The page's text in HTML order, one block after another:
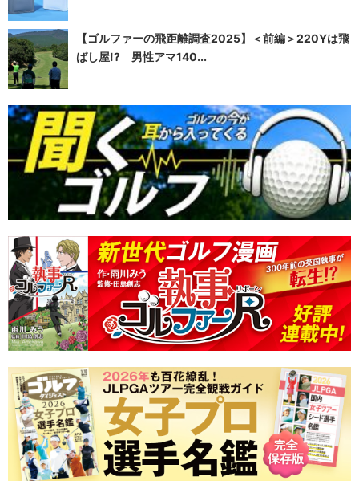
【ゴルファーの飛距離調査2025】＜前編＞220Yは飛
ばし屋!? 男性アマ140...